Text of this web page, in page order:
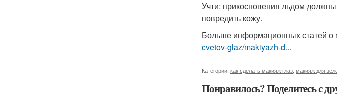
Учти: прикосновения льдом
повредить кожу.
Больше информационных статей о
cvetov-glaz/makiyazh-d...
Категории: как сделать макияж глаз макияж для
Понравилось? Поделитесь с